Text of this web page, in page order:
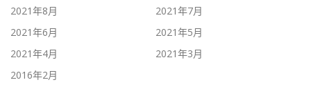
2021年8月
2021年7月
2021年6月
2021年5月
2021年4月
2021年3月
2016年2月